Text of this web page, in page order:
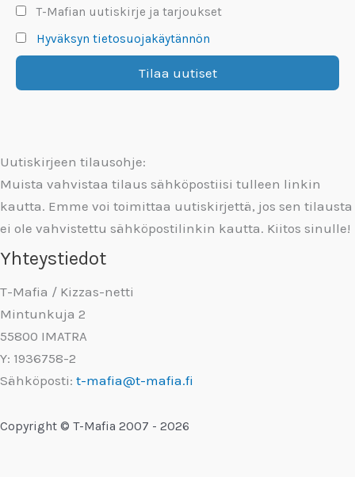
T-Mafian uutiskirje ja tarjoukset
Hyväksyn tietosuojakäytännön
Uutiskirjeen tilausohje:
Muista vahvistaa tilaus sähköpostiisi tulleen linkin
kautta. Emme voi toimittaa uutiskirjettä, jos sen tilausta
ei ole vahvistettu sähköpostilinkin kautta. Kiitos sinulle!
Yhteystiedot
T-Mafia / Kizzas-netti
Mintunkuja 2
55800 IMATRA
Y: 1936758-2
Sähköposti: t-mafia@t-mafia.fi
Copyright © T-Mafia 2007 - 2026